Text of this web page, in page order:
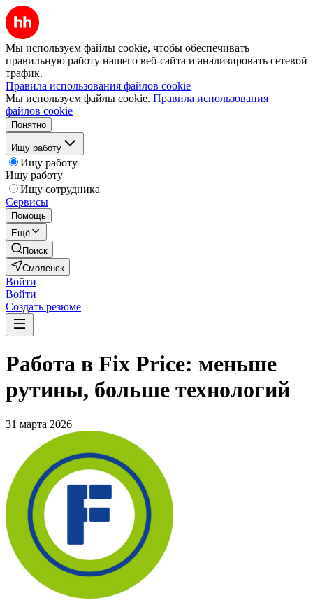
Мы используем файлы cookie, чтобы обеспечивать
правильную работу нашего веб-сайта и анализировать сетевой
трафик.
Правила использования файлов cookie
Мы используем файлы cookie. Правила использования
файлов cookie
Понятно
Ищу работу
Ищу работу
Ищу работу
Ищу сотрудника
Сервисы
Помощь
Ещё
Поиск
Смоленск
Войти
Войти
Создать резюме
Работа в Fix Price: меньше
рутины, больше технологий
31 марта 2026